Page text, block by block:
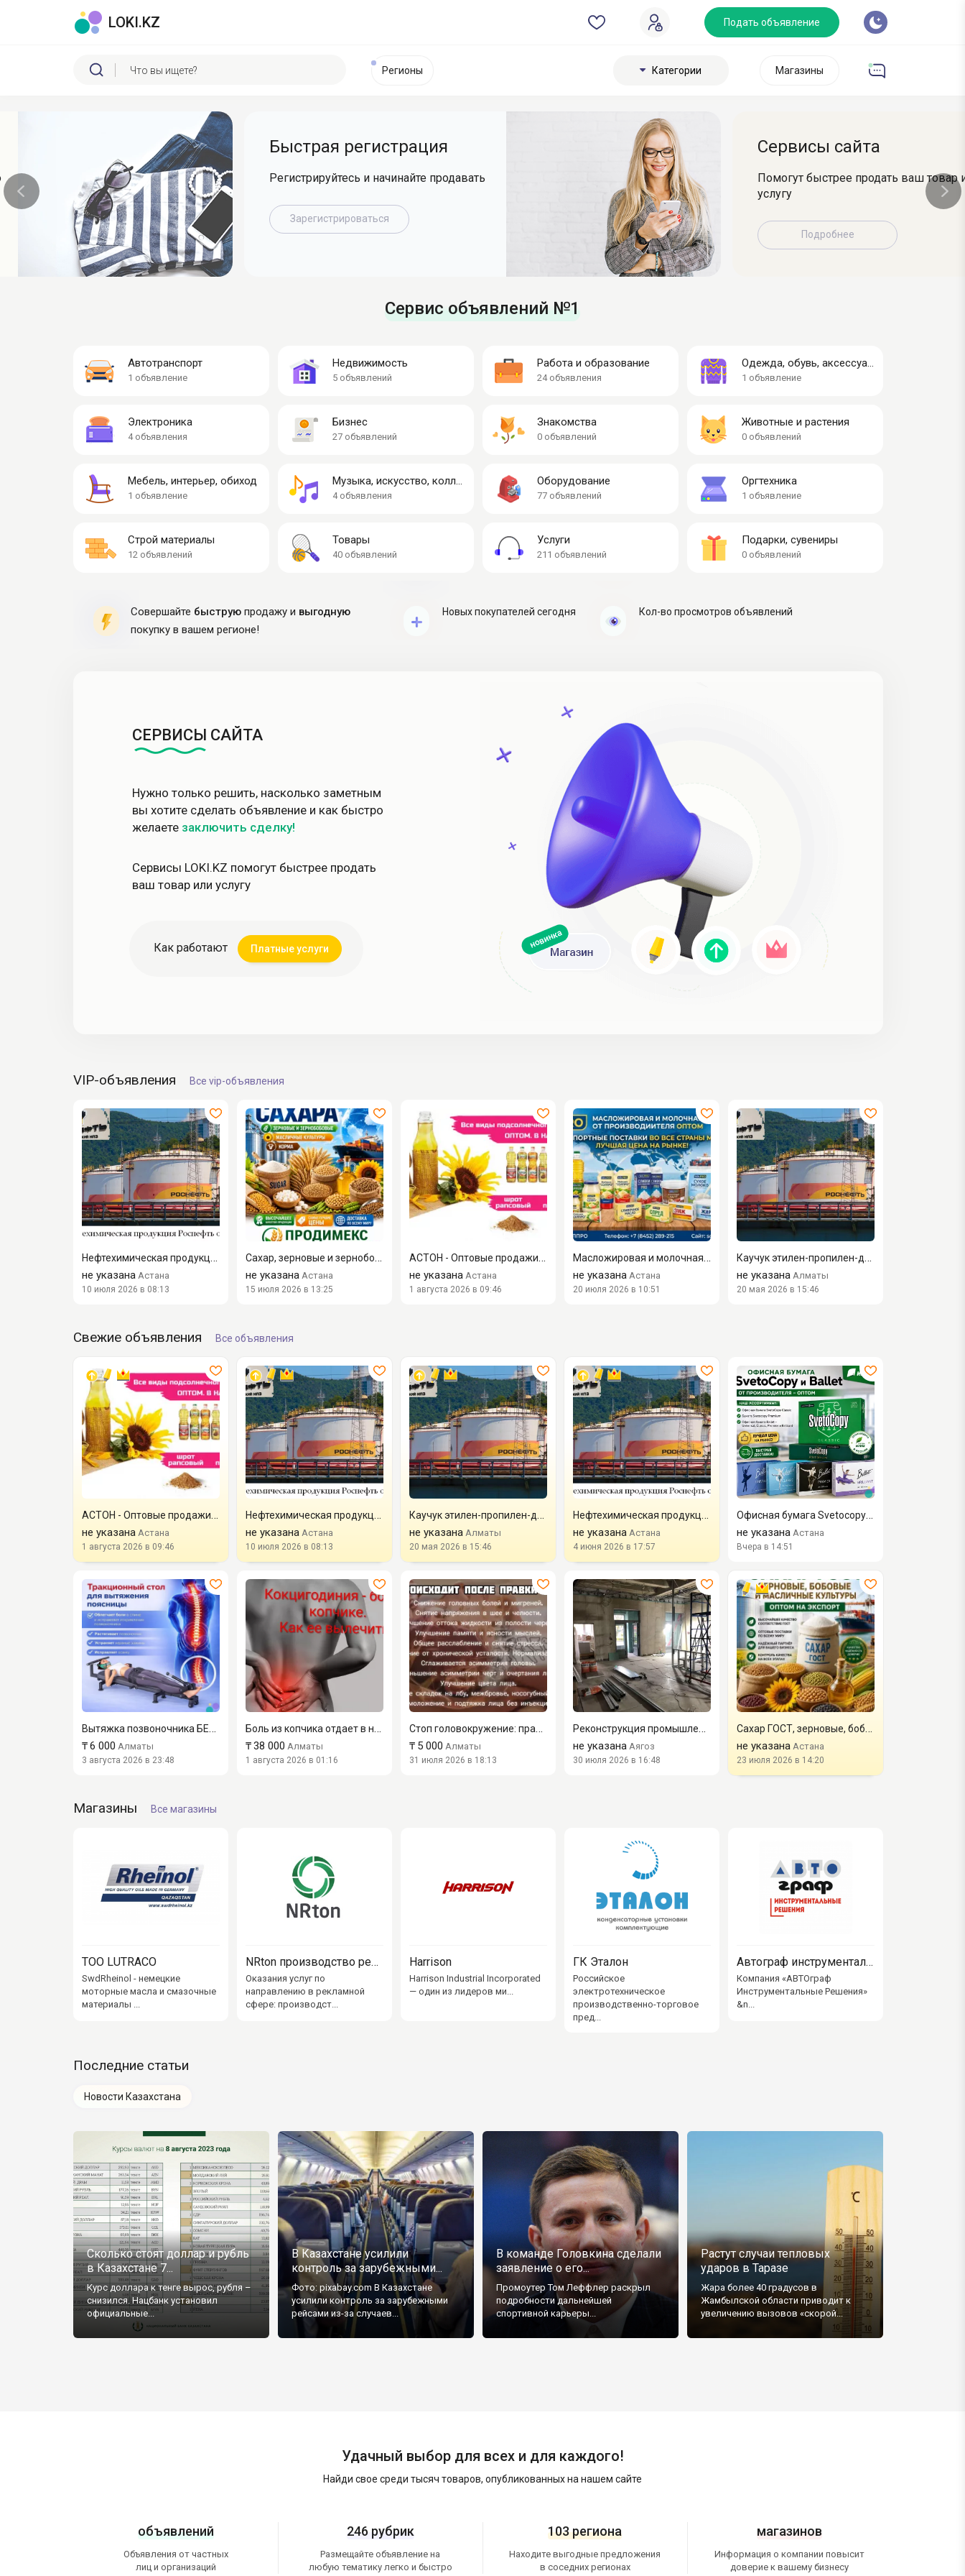
LOKI.KZ Подать объявление
Регионы Категории Магазины
Быстрая регистрация
Регистрируйтесь и начинайте продавать
Зарегистрироваться
Сервисы сайта
Помогут быстрее продать ваш товар
услугу
Подробнее
Сервис объявлений №1
Автотранспорт
1 объявление
Недвижимость
5 объявлений
Работа и образование
24 объявления
Одежда, обувь, аксессуары
1 объявление
Электроника
4 объявления
Бизнес
27 объявлений
Знакомства
0 объявлений
Животные и растения
0 объявлений
Мебель, интерьер, обиход
1 объявление
Музыка, искусство, коллекции
4 объявления
Оборудование
77 объявлений
Оргтехника
1 объявление
Строй материалы
12 объявлений
Товары
40 объявлений
Услуги
211 объявлений
Подарки, сувениры
0 объявлений
Совершайте быструю продажу и выгодную
покупку в вашем регионе!
Новых покупателей сегодня Кол-во просмотров объявлений
СЕРВИСЫ САЙТА
Нужно только решить, насколько заметным
вы хотите сделать объявление и как быстро
желаете заключить сделку!
Сервисы LOKI.KZ помогут быстрее продать
ваш товар или услугу
Как работают Платные услуги
VIP-объявления Все vip-объявления
Нефтехимическая продукция Роснефть оптом по лучшим ценам на ...
не указана Астана
10 июля 2026 в 08:13
Сахар, зерновые и зернобобовые, масличные культуры, корма
не указана Астана
15 июля 2026 в 13:25
АСТОН - Оптовые продажи подсолнечного масла от завода. Экспо...
не указана Астана
1 августа 2026 в 09:46
Масложировая и молочная продукция СолПро - экспортные постав...
не указана Астана
20 июля 2026 в 10:51
Каучук этилен-пропилен-диеновый Скэпт-Башнефть/Роснефть
не указана Алматы
20 мая 2026 в 15:46
Свежие объявления Все объявления
АСТОН - Оптовые продажи подсолнечного масла от завода. Экспо...
не указана Астана
1 августа 2026 в 09:46
Нефтехимическая продукция Роснефть оптом по лучшим ценам на ...
не указана Астана
10 июля 2026 в 08:13
Каучук этилен-пропилен-диеновый Скэпт-Башнефть/Роснефть
не указана Алматы
20 мая 2026 в 15:46
Нефтехимическая продукция Роснефть оптом
не указана Астана
4 июня 2026 в 17:57
Офисная бумага Svetocopy и Ballet от производителя - оптом
не указана Астана
Вчера в 14:51
Вытяжка позвоночника БЕЗ БОЛИ | Алматы | 6000тг
₸6 000 Алматы
3 августа 2026 в 23:48
Боль из копчика отдает в ногу и ягодицу? При кокцигодинии ...
₸38 000 Алматы
1 августа 2026 в 01:16
Стоп головокружение: правка черепа
₸ 5 000 Алматы
31 июля 2026 в 18:13
Реконструкция промышленных объектов в Спб
не указана Аягоз
30 июля 2026 в 16:48
Сахар ГОСТ, зерновые, бобовые и масличные культуры оптом
не указана Астана
23 июля 2026 в 14:20
Магазины Все магазины
ТОО LUTRACO
SwdRheinol - немецкие
моторные масла и смазочные
материалы ...
NRton производство рекламы
Оказания услуг по
направлению в рекламной
сфере: производст...
Harrison
Harrison Industrial Incorporated
— один из лидеров ми...
ГК Эталон
Российское
электротехническое
производственно-торговое
пред...
Автограф инструментальные решения
Компания «АВТОграф
Инструментальные Решения»
&n...
Последние статьи
Новости Казахстана
Сколько стоят доллар и рубль
в Казахстане 7...
Курс доллара к тенге вырос, рубля –
снизился. Нацбанк установил
официальные...
В Казахстане усилили
контроль за зарубежными...
Фото: pixabay.com В Казахстане
усилили контроль за зарубежными
рейсами из-за случаев...
В команде Головкина сделали
заявление о его...
Промоутер Том Леффлер раскрыл
подробности дальнейшей
спортивной карьеры...
Растут случаи тепловых
ударов в Таразе
Жара более 40 градусов в
Жамбылской области приводит к
увеличению вызовов «скорой...
Удачный выбор для всех и для каждого!
Найди свое среди тысяч товаров, опубликованных на нашем сайте
объявлений
Объявления от частных
лиц и организаций
246 рубрик
Размещайте объявление на
любую тематику легко и быстро
103 региона
Находите выгодные предложения
в соседних регионах
магазинов
Информация о компании повысит
доверие к вашему бизнесу